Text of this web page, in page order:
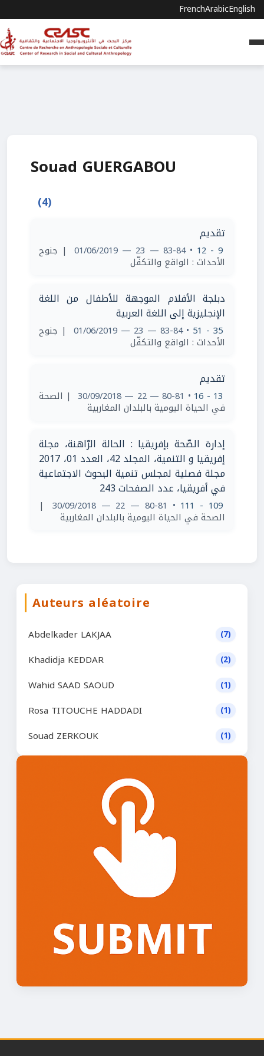
FrenchArabicEnglish
Souad GUERGABOU
(4)
تقديم
9 - 12
• 83-84 — 23 — 01/06/2019 | جنوح
الأحداث : الواقع والتكفّل
دبلجة الأفلام الموجهة للأطفال من اللغة
الإنجليزية إلى اللغة العربية
35 - 51
• 83-84 — 23 — 01/06/2019 | جنوح
الأحداث : الواقع والتكفّل
تقديم
13 - 16
• 80-81 — 22 — 30/09/2018 | الصحة
في الحياة اليومية بالبلدان المغاربية
إدارة الصّحة بإفريقيا : الحالة الرّاهنة، مجلة
إفريقيا و التنمية، المجلد 42، العدد 01، 2017
مجلة فصلية لمجلس تنمية البحوث الاجتماعية
في أفريقيا، عدد الصفحات 243
109 - 111
• 80-81 — 22 — 30/09/2018
|
الصحة في الحياة اليومية بالبلدان المغاربية
Auteurs aléatoire
Abdelkader LAKJAA (7)
Khadidja KEDDAR (2)
Wahid SAAD SAOUD (1)
Rosa TITOUCHE HADDADI (1)
Souad ZERKOUK (1)